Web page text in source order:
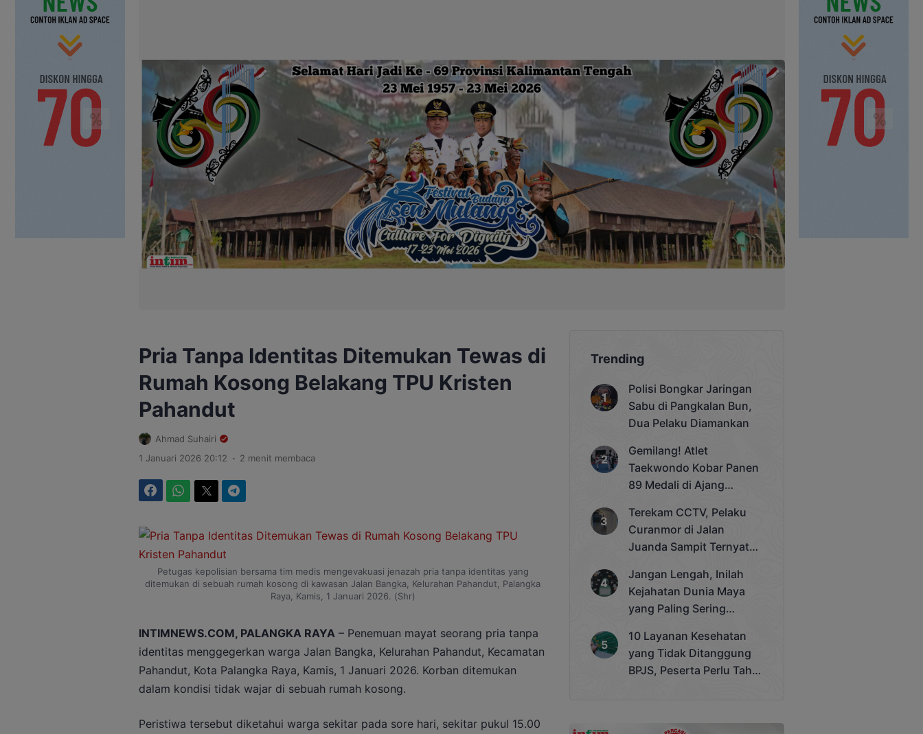
Pria Tanpa Identitas Ditemukan Tewas di
Rumah Kosong Belakang TPU Kristen
Pahandut
Ahmad Suhairi
1 Januari 2026 20:12 . 2 menit membaca
Petugas kepolisian bersama tim medis mengevakuasi jenazah pria tanpa identitas yang
ditemukan di sebuah rumah kosong di kawasan Jalan Bangka, Kelurahan Pahandut, Palangka
Raya, Kamis, 1 Januari 2026. (Shr)
INTIMNEWS.COM, PALANGKA RAYA – Penemuan mayat seorang pria tanpa
identitas menggegerkan warga Jalan Bangka, Kelurahan Pahandut, Kecamatan
Pahandut, Kota Palangka Raya, Kamis, 1 Januari 2026. Korban ditemukan
dalam kondisi tidak wajar di sebuah rumah kosong.
Peristiwa tersebut diketahui warga sekitar pada sore hari, sekitar pukul 15.00
Trending
Polisi Bongkar Jaringan
Sabu di Pangkalan Bun,
Dua Pelaku Diamankan
Gemilang! Atlet
Taekwondo Kobar Panen
89 Medali di Ajang
Cup 2025
Terekam CCTV, Pelaku
Curanmor di Jalan
Juanda Sampit Ternyata
Jangan Lengah, Inilah
Kejahatan Dunia Maya
yang Paling Sering
10 Layanan Kesehatan
yang Tidak Ditanggung
BPJS, Peserta Perlu Tahu